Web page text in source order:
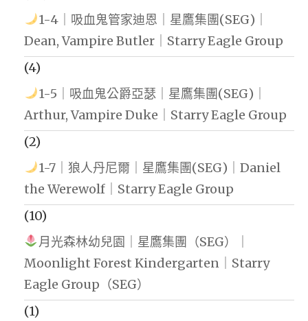
1-4｜吸血鬼管家迪恩｜星鷹集團(SEG)｜
Dean, Vampire Butler｜Starry Eagle Group
(4)
1-5｜吸血鬼公爵亞瑟｜星鷹集團(SEG)｜
Arthur, Vampire Duke｜Starry Eagle Group
(2)
1-7｜狼人丹尼爾｜星鷹集團(SEG)｜Daniel
the Werewolf｜Starry Eagle Group
(10)
月光森林幼兒園｜星鷹集團（SEG）｜
Moonlight Forest Kindergarten｜Starry
Eagle Group（SEG）
(1)